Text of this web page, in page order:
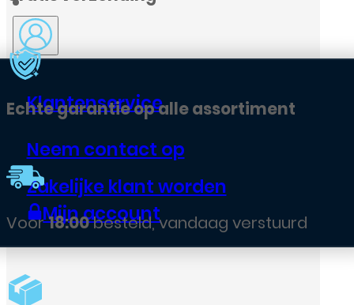
Klantenservice
Neem contact op
Zakelijke klant worden
Mijn account